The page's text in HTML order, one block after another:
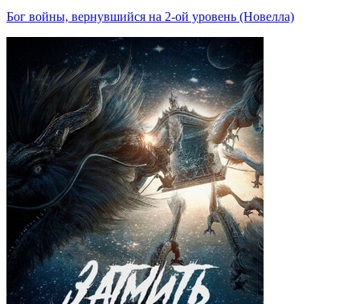
Бог войны, вернувшийся на 2-ой уровень (Новелла)